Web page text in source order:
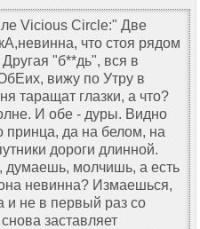
Vicious Circle:" Две
что стоя рядом
"б**дь", вся в
вижу по Утру в
таращат глазки, а что?
И обе - дуры. Видно
принца, да на белом, на
дороги длинной.
думаешь, молчишь, а есть
невинна? Измаешься,
и не в первый раз со
заставляет